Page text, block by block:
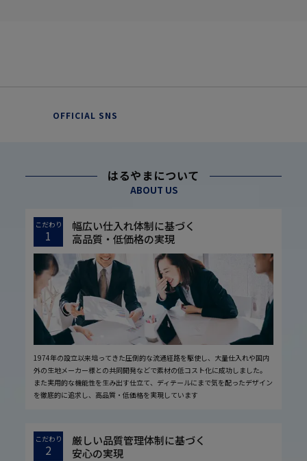
OFFICIAL SNS
はるやまについて
ABOUT US
こだわり
1
幅広い仕入れ体制に基づく
高品質・低価格の実現
1974年の設立以来培ってきた圧倒的な流通経路を駆使し、大量仕入れや国内
外の生地メーカー様との共同開発などで素材の低コスト化に成功しました。
また実用的な機能性を生み出す仕立て、ディテールにまで気を配ったデザイン
を徹底的に追求し、高品質・低価格を実現しています
こだわり
2
厳しい品質管理体制に基づく
安心の実現